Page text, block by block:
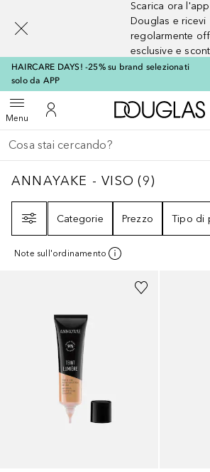
Scarica ora l'app
Douglas e ricevi
regolarmente
esclusive e
HAIRCARE DAYS! -25% su brand selezionati
solo da APP
MenuApri menuAl Mio Account
Torna indietro
Esegui ricerca
ANNAYAKE - VISO9
ANNAYAKE - VISO (9)
Categorie
Prezzo Tipo di
Note sull'ordinamento
+2
[navigation.slideout.screenreader]